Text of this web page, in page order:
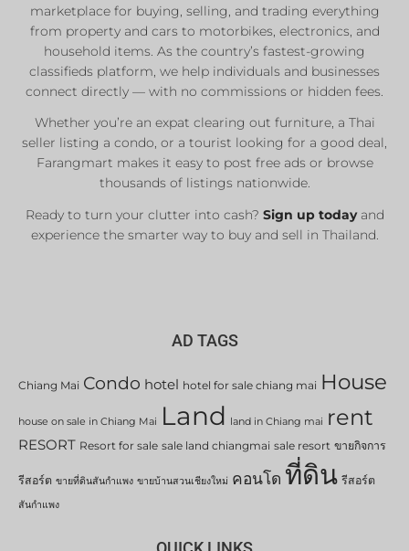
marketplace for buying, selling, and trading everything
from property and cars to motorbikes, electronics, and
household items. As the country’s fastest-growing
classifieds platform, we help individuals and businesses
connect directly — with no commissions or hidden fees.
Whether you’re an expat clearing out furniture, a Thai
seller listing a condo, or a tourist looking for a good deal,
Farangmart makes it easy to post free ads or browse
thousands of listings nationwide.
Ready to turn your clutter into cash? Sign up todayand
experience the smarter way to buy and sell in Thailand.
AD TAGS
Chiang Mai Condo hotel hotel for sale chiang mai House
house on sale in Chiang Mai Land land in Chiang mai rent
RESORT Resort for sale sale land chiangmai sale resort ขายกิจการ
รีสอร์ต ขายที่ดินสันกำแพง ขายบ้านสวนเชียงใหม่ คอนโด ที่ดิน รีสอร์ต
สันกำแพง